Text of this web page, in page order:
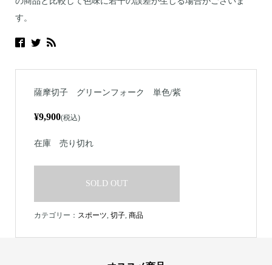
す。
薩摩切子 グリーンフォーク 単色/紫
¥9,900(税込)
在庫 売り切れ
SOLD OUT
カテゴリー： スポーツ 切子, 商品